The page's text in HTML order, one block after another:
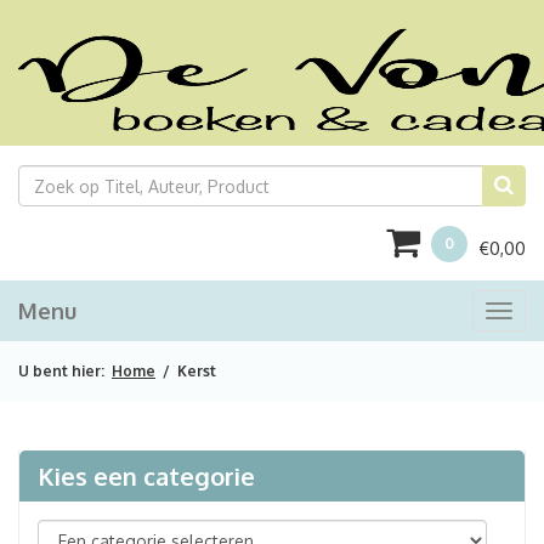
0 €0,00
Menu
U bent hier: Home / Kerst
Kies een categorie